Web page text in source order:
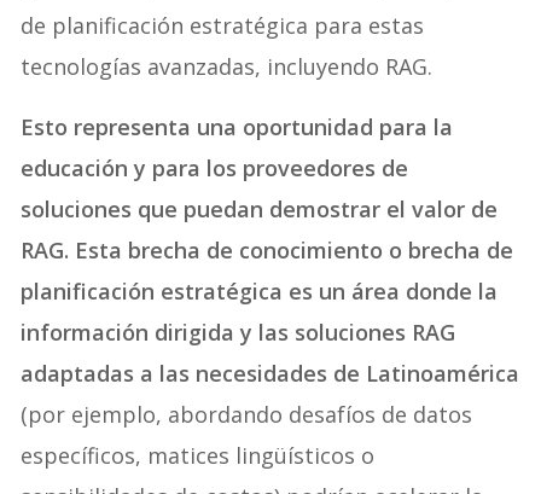
de planificación estratégica para estas
tecnologías avanzadas, incluyendo RAG.
Esto representa una oportunidad para la
educación y para los proveedores de
soluciones que puedan demostrar el valor de
RAG. Esta brecha de conocimiento o brecha de
planificación estratégica es un área donde la
información dirigida y las soluciones RAG
adaptadas a las necesidades de Latinoamérica
(por ejemplo, abordando desafíos de datos
específicos, matices lingüísticos o